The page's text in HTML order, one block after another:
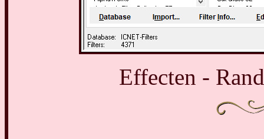
Effecten -